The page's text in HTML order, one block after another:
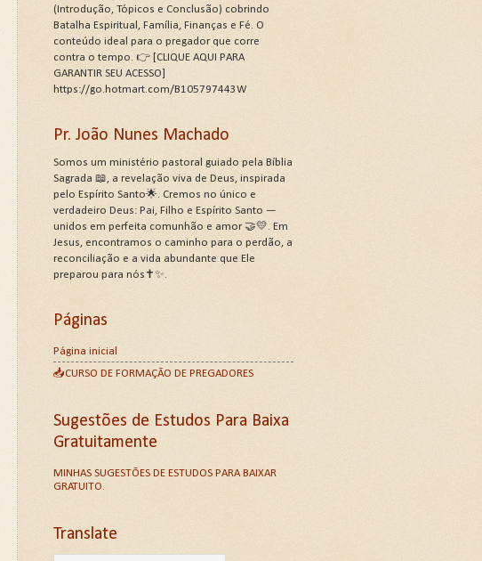
(Introdução, Tópicos e Conclusão) cobrindo
Batalha Espiritual, Família, Finanças e Fé. O
conteúdo ideal para o pregador que corre
contra o tempo. 👉 [CLIQUE AQUI PARA
GARANTIR SEU ACESSO]
https://go.hotmart.com/B105797443W
Pr. João Nunes Machado
Somos um ministério pastoral guiado pela Bíblia
Sagrada 📖, a revelação viva de Deus, inspirada
pelo Espírito Santo🌟. Cremos no único e
verdadeiro Deus: Pai, Filho e Espírito Santo —
unidos em perfeita comunhão e amor 🤝💛. Em
Jesus, encontramos o caminho para o perdão, a
reconciliação e a vida abundante que Ele
preparou para nós✝️✨.
Páginas
Página inicial
📥CURSO DE FORMAÇÃO DE PREGADORES
Sugestões de Estudos Para Baixa
Gratuitamente
MINHAS SUGESTÕES DE ESTUDOS PARA BAIXAR
GRATUITO.
Translate